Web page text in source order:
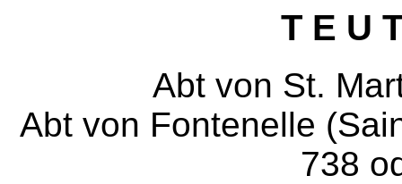
T E U
Abt von St.
Abt von Fontenelle
738